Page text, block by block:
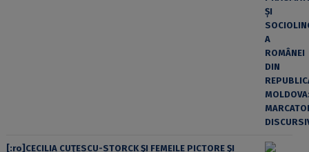
[:ro]CECILIA CUŢESCU-STORCK ŞI FEMEILE PICTORE ŞI